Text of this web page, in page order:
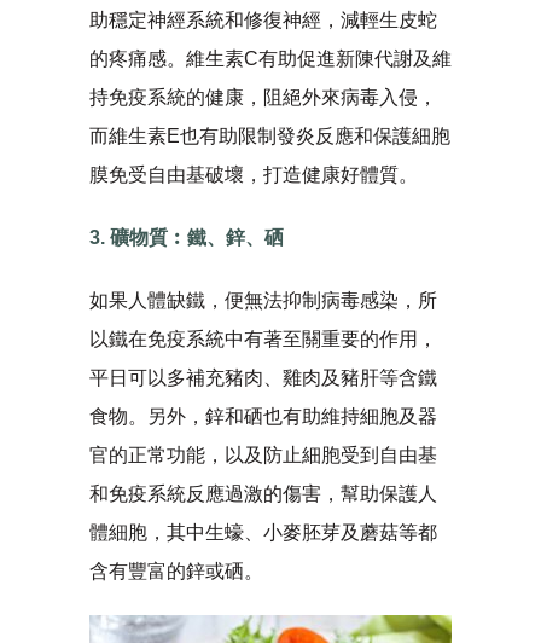
助穩定神經系統和修復神經，減輕生皮蛇
的疼痛感。維生素C有助促進新陳代謝及維
持免疫系統的健康，阻絕外來病毒入侵，
而維生素E也有助限制發炎反應和保護細胞
膜免受自由基破壞，打造健康好體質。
3. 礦物質︰鐵、鋅、硒
如果人體缺鐵，便無法抑制病毒感染，所
以鐵在免疫系統中有著至關重要的作用，
平日可以多補充豬肉、雞肉及豬肝等含鐵
食物。另外，鋅和硒也有助維持細胞及器
官的正常功能，以及防止細胞受到自由基
和免疫系統反應過激的傷害，幫助保護人
體細胞，其中生蠔、小麥胚芽及蘑菇等都
含有豐富的鋅或硒。